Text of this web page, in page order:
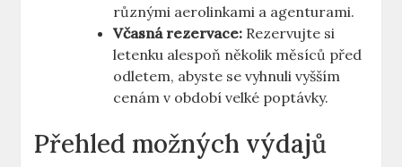
různými aerolinkami a agenturami.
Včasná rezervace: Rezervujte si
letenku alespoň několik měsíců před
odletem, abyste se vyhnuli vyšším
cenám v období velké poptávky.
Přehled možných výdajů